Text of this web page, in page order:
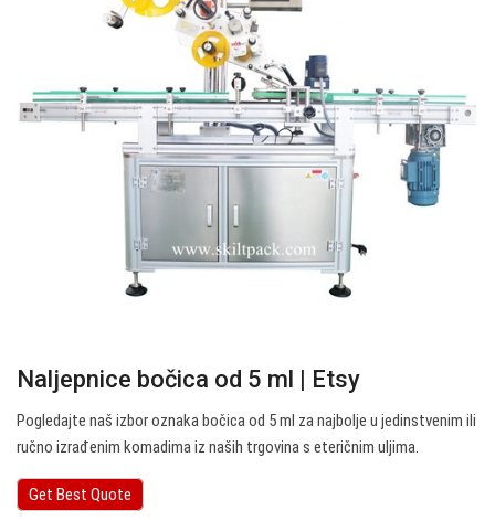
Naljepnice bočica od 5 ml | Etsy
Pogledajte naš izbor oznaka bočica od 5 ml za najbolje u jedinstvenim ili
ručno izrađenim komadima iz naših trgovina s eteričnim uljima.
Get Best Quote